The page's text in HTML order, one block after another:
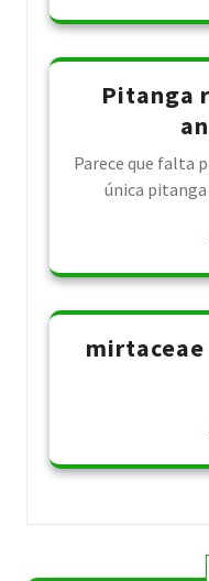
Pitanga
Parece que falta
única
mirtaceae